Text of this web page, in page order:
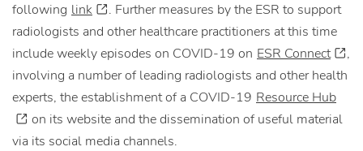
following link
. Further measures by the ESR to support
radiologists and other healthcare practitioners at this time
include weekly episodes on COVID-19 on ESR Connect
,
involving a number of leading radiologists and other health
experts, the establishment of a COVID-19 Resource Hub
on its website and the dissemination of useful material
via its social media channels.